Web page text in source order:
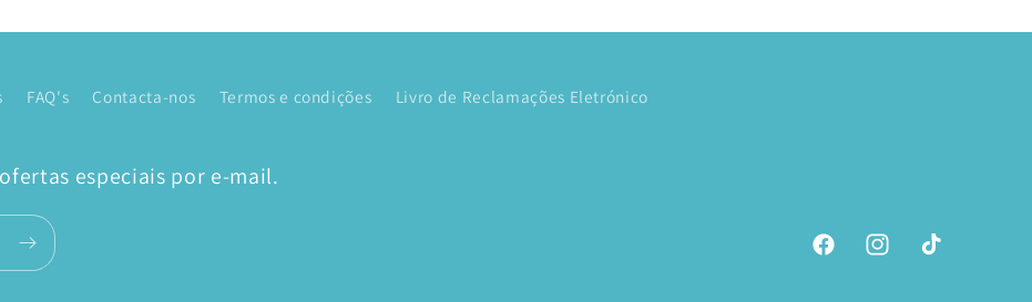
FAQ's Contacta-nos Termos e condições Livro de Reclamações Eletrónico
especiais por e-mail.
FacebookInstagramTikTok